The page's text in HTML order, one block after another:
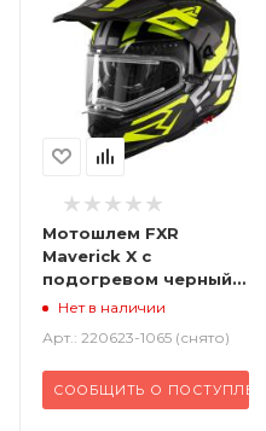
Мотошлем FXR
Maverick X с
подогревом черный
HiVis
Нет в наличии
Арт.: 220623-1065 (снято)
СООБЩИТЬ О